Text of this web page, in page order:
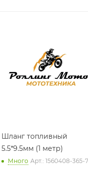
Шланг топливный
5.5*9.5мм (1 метр)
Много Арт.: 1560408-365-